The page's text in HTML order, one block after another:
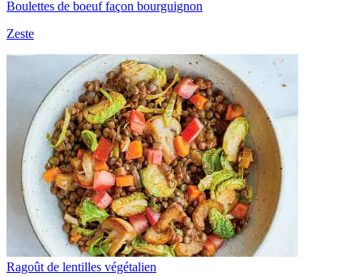
Boulettes de boeuf façon bourguignon
Zeste
Ragoût de lentilles végétalien